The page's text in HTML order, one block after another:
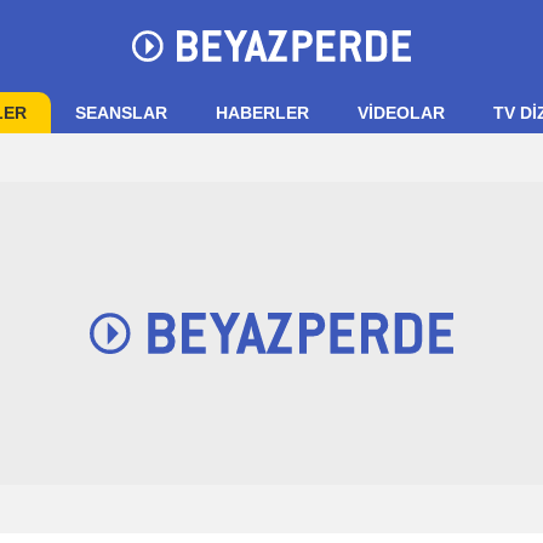
SEANSLAR HABERLER VIDEOLAR TV